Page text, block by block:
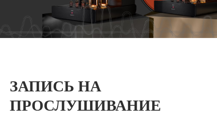
ЗАПИСЬ НА
ПРОСЛУШИВАНИЕ